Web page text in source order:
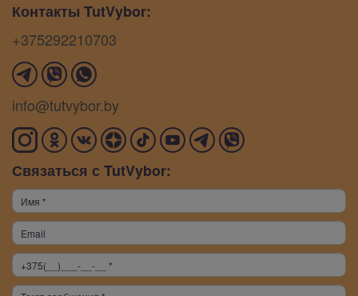
Контакты TutVybor:
+375292210703
info@tutvybor.by
Связаться с TutVybor: